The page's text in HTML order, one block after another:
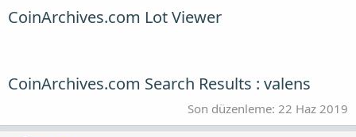
CoinArchives.com Lot Viewer
CoinArchives.com Search Results : valens
Son düzenleme: 22 Haz 2019